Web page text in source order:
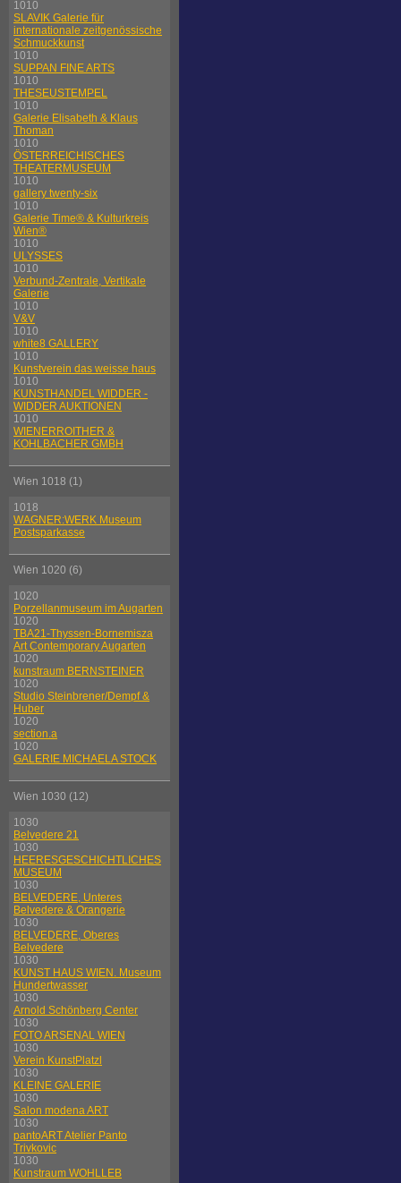
1010
SLAVIK Galerie für
internationale zeitgenössische
Schmuckkunst
1010
SUPPAN FINE ARTS
1010
THESEUSTEMPEL
1010
Galerie Elisabeth & Klaus
Thoman
1010
ÖSTERREICHISCHES
THEATERMUSEUM
1010
gallery twenty-six
1010
Galerie Time® & Kulturkreis
Wien®
1010
ULYSSES
1010
Verbund-Zentrale, Vertikale
Galerie
1010
V&V
1010
white8 GALLERY
1010
Kunstverein das weisse haus
1010
KUNSTHANDEL WIDDER -
WIDDER AUKTIONEN
1010
WIENERROITHER &
KOHLBACHER GMBH
Wien 1018 (1)
1018
WAGNER:WERK Museum
Postsparkasse
Wien 1020 (6)
1020
Porzellanmuseum im Augarten
1020
TBA21-Thyssen-Bornemisza
Art Contemporary Augarten
1020
kunstraum BERNSTEINER
1020
Studio Steinbrener/Dempf &
Huber
1020
section.a
1020
GALERIE MICHAELA STOCK
Wien 1030 (12)
1030
Belvedere 21
1030
HEERESGESCHICHTLICHES
MUSEUM
1030
BELVEDERE, Unteres
Belvedere & Orangerie
1030
BELVEDERE, Oberes
Belvedere
1030
KUNST HAUS WIEN. Museum
Hundertwasser
1030
Arnold Schönberg Center
1030
FOTO ARSENAL WIEN
1030
Verein KunstPlatzl
1030
KLEINE GALERIE
1030
Salon modena ART
1030
pantoART Atelier Panto
Trivkovic
1030
Kunstraum WOHLLEB